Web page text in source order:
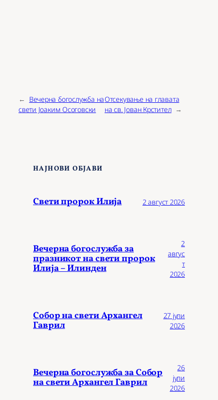
←
Вечерна богослужба на
свети Јоаким Осоговски
Отсекување на главата
на св. Јован Крстител →
НАЈНОВИ ОБЈАВИ
Свети пророк Илија 2 август 2026
Вечерна богослужба за
празникот на свети пророк
Илија – Илинден
2
авгус
т
2026
Собор на свети Архангел
Гаврил
27 јули
2026
Вечерна богослужба за Собор
на свети Архангел Гаврил
26
јули
2026